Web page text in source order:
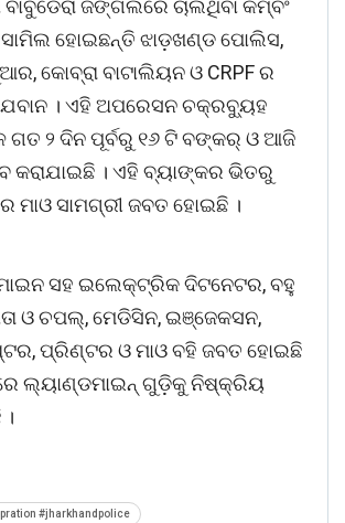
ଜଙ୍ଗଲରେ ଚାଲିଥିବା କମ୍ବିଂ
ହୋଇଛନ୍ତି ଝାଡ଼ଖଣ୍ଡ ପୋଲିସ,
କୋବ୍ରା ବାଟାଲିୟନ ଓ CRPF ର
ଯବାନ । ଏହି ଅପରେସନ ଚକ୍ରବ୍ୟୁହ
ଗତ ୨ ଦିନ ପୂର୍ବରୁ ୧୬ ଟି ବଙ୍କର୍ ଓ ଆଜି
କରାଯାଇଛି । ଏହି ବ୍ୟାଙ୍କର ଭିତରୁ
ମାଓ ସାମଗ୍ରୀ ଜବତ ହୋଇଛି ।
ସହ ଇଲେକ୍ଟ୍ରିକ ଦିଟନେଟର, ବହୁ
ଓ ଚପଲ୍, ମେଡିସିନ, ଇଞ୍ଜେକସନ,
ପ୍ରିଣ୍ଟର ଓ ମାଓ ବହି ଜବତ ହୋଇଛି
ଲ୍ୟାଣ୍ଡମାଇନ୍ ଗୁଡ଼ିକୁ ନିଷ୍କ୍ରିୟ
#jharkhandpolice